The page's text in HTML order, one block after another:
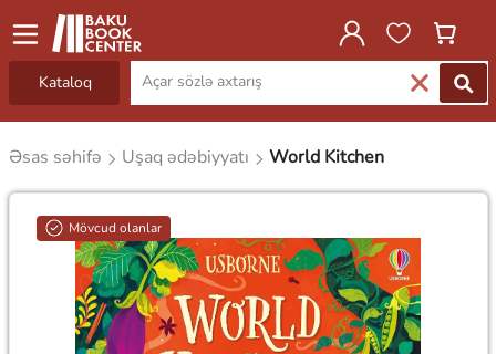
Kataloq
Əsas səhifə Uşaq ədəbiyyatı World Kitchen
Mövcud olanlar